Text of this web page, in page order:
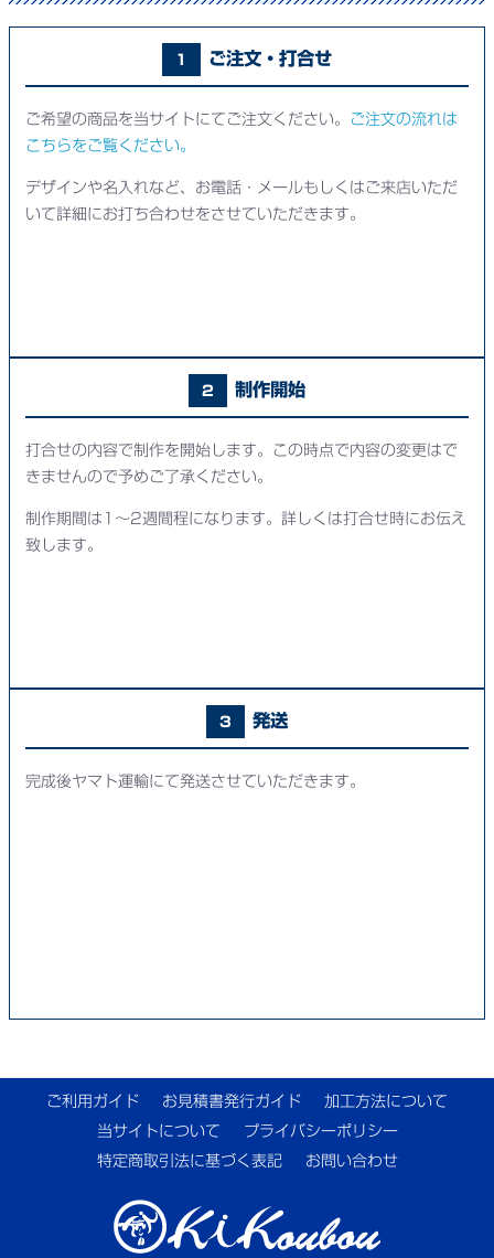
1 ご注文・打合せ
ご希望の商品を当サイトにてご注文ください。 ご注文の流れは
こちらをご覧ください。
デザインや名入れなど、お電話・メールもしくはご来店いただ
いて詳細にお打ち合わせをさせていただきます。
2 制作開始
打合せの内容で制作を開始します。この時点で内容の変更はで
きませんので予めご了承ください。
制作期間は1～2週間程になります。詳しくは打合せ時にお伝え
致します。
3 発送
完成後ヤマト運輸にて発送させていただきます。
ご利用ガイド お見積書発行ガイド
加工方法について
当サイトについて
プライバシーポリシー
特定商取引法に基づく表記
お問い合わせ